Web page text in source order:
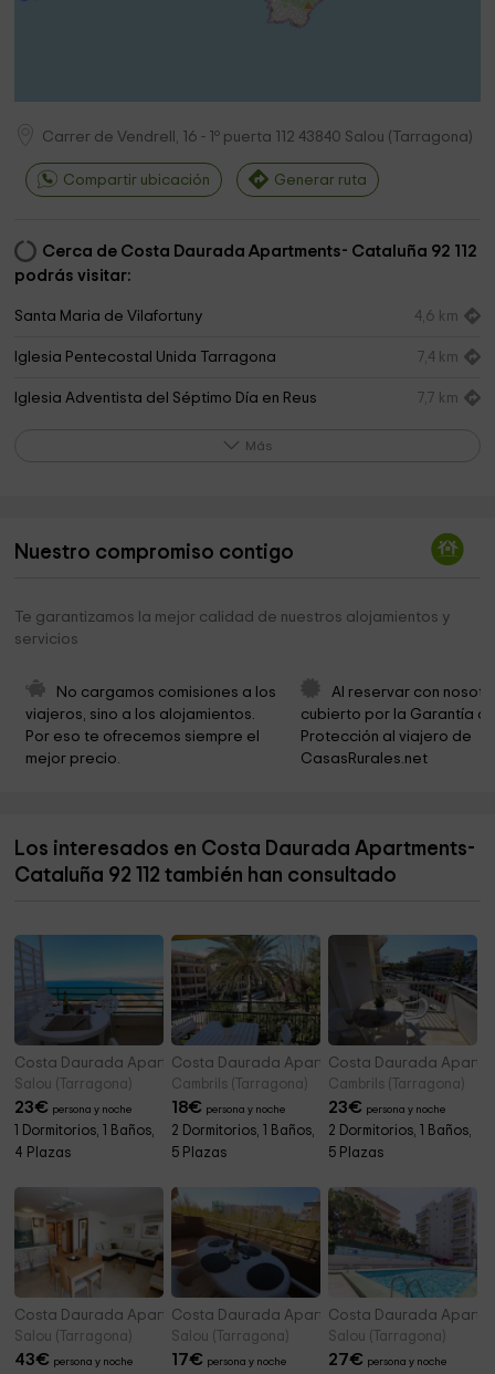
Carrer de Vendrell, 16 - 1º puerta 112 43840 Salou ( Tarragona)
Compartir ubicación Generar ruta
Cerca de Costa Daurada Apartments- Cataluña 92 112
podrás visitar:
Santa Maria de Vilafortuny 4,6 km
Iglesia Pentecostal Unida Tarragona 7,4 km
Iglesia Adventista del Séptimo Día en Reus 7,7 km
Ayuntamiento de Cambrils 8,1 km
Joventut Cambrils
Joventut Cambrils
Iglesia de Santa Maria
Park 8,7 km
Ayuntamiento de Tarragona : Servei d?Arxiu i
Documentació Municipal
8,8 km
Más
Nuestro compromiso contigo
Te garantizamos la mejor calidad de nuestros alojamientos y
servicios
No cargamos comisiones a los
viajeros, sino a los alojamientos.
Por eso te ofrecemos siempre el
mejor precio.
Al reservar con
cubierto por la Garantía
Protección al viajero de
CasasRurales.net
Los interesados en Costa Daurada Apartments-
Cataluña 92 112 también han consultado
Costa Daurada Apartments- Paradis 2
Salou (Tarragona)
23€ persona y noche
1 Dormitorios, 1 Baños,
4 Plazas
Costa Daurada Apartments- Pompeyo II
Cambrils (Tarragona)
18€ persona y noche
2 Dormitorios, 1 Baños,
5 Plazas
Costa Daurada
Cambrils (Tarragona)
23€ persona y noche
2 Dormitorios, 1 Baños,
5 Plazas
Costa Daurada Apartments- Zurbarán
Salou (Tarragona)
43€ persona y noche
Costa Daurada Apartments- Clara
Salou (Tarragona)
17€ persona y noche
Costa Daurada
Salou (Tarragona)
27€ persona y noche